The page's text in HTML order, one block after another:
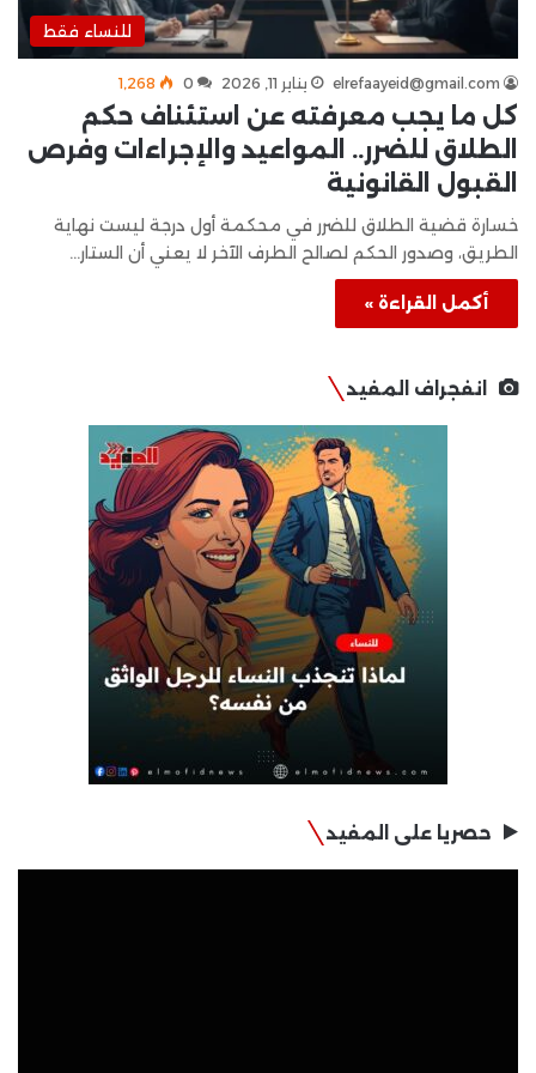
للنساء فقط
elrefaayeid@gmail.com يناير 11, 2026 0 1٬268
كل ما يجب معرفته عن استئناف حكم
الطلاق للضرر.. المواعيد والإجراءات وفرص
القبول القانونية
خسارة قضية الطلاق للضرر في محكمة أول درجة ليست نهاية
الطريق، وصدور الحكم لصالح الطرف الآخر لا يعني أن الستار…
أكمل القراءة »
انفجراف المفيد
حصريا على المفيد